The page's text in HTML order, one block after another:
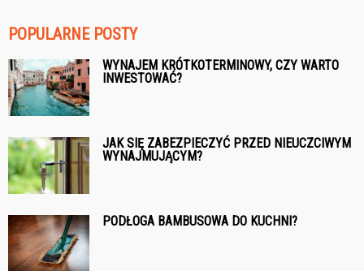
POPULARNE POSTY
WYNAJEM KRÓTKOTERMINOWY, CZY WARTO
INWESTOWAĆ?
JAK SIĘ ZABEZPIECZYĆ PRZED NIEUCZCIWYM
WYNAJMUJĄCYM?
PODŁOGA BAMBUSOWA DO KUCHNI?